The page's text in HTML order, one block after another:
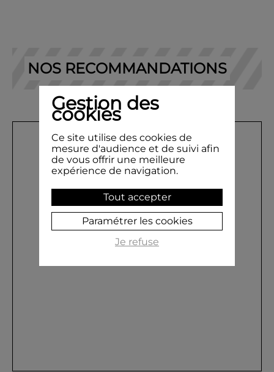
NOS RECOMMANDATIONS
Gestion des
cookies
Ce site utilise des cookies de
mesure d'audience et de suivi afin
de vous offrir une meilleure
expérience de navigation.
Tout accepter
Paramétrer les cookies
Je refuse